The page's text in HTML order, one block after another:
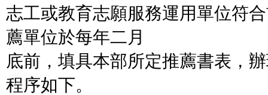
志工或教育志願服務運用單位符
薦單位於每年二月
底前，填具本部所定推薦書表，
程序如下。